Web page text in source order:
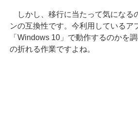
しかし、移行に当たって気になる
ンの互換性です。今利用しているア
「Windows 10」で動作するのかを
の折れる作業ですよね。